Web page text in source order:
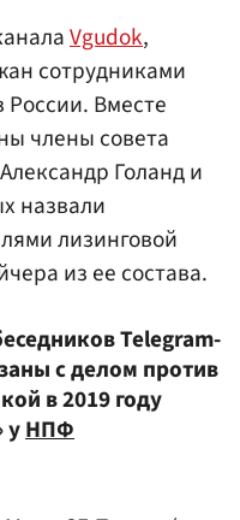
Vgudok,
сотрудниками
России. Вместе
члены совета
Голанд и
назвали
лизинговой
из ее состава.
Telegram-
с делом против
в 2019 году
уНПФ